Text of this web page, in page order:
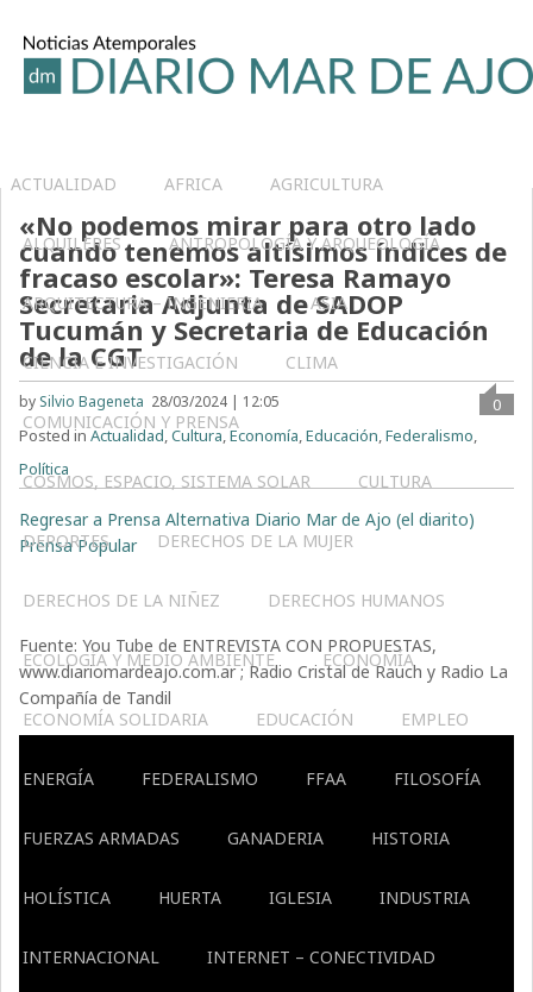
ACTUALIDAD AFRICA AGRICULTURA
ALQUILERES ANTROPOLOGÍA Y ARQUEOLOGÍA
ARQUITECTURA – INGENIERIA ASIA
CIENCIA E INVESTIGACIÓN CLIMA
COMUNICACIÓN Y PRENSA
COSMOS, ESPACIO, SISTEMA SOLAR CULTURA
DEPORTES DERECHOS DE LA MUJER
DERECHOS DE LA NIÑEZ DERECHOS HUMANOS
ECOLOGÍA Y MEDIO AMBIENTE ECONOMÍA
ECONOMÍA SOLIDARIA EDUCACIÓN EMPLEO
ENERGÍA FEDERALISMO FFAA FILOSOFÍA
FUERZAS ARMADAS GANADERIA HISTORIA
HOLÍSTICA HUERTA IGLESIA INDUSTRIA
INTERNACIONAL INTERNET – CONECTIVIDAD
«No podemos mirar para otro lado
cuando tenemos altísimos índices de
fracaso escolar»: Teresa Ramayo
Secretaria Adjunta de SADOP
Tucumán y Secretaria de Educación
de la CGT
by Silvio Bageneta 28/03/2024 | 12:05
0
Posted inActualidad,Cultura,Economía,Educación,Federalismo,
Política
Regresar a Prensa Alternativa Diario Mar de Ajo (el diarito)
Prensa Popular
Fuente: You Tube de ENTREVISTA CON PROPUESTAS,
www.diariomardeajo.com.ar ; Radio Cristal de Rauch y Radio La
Compañía de Tandil